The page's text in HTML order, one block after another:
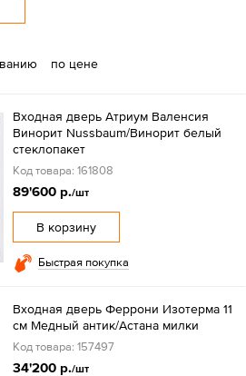
по цене
Входная дверь Атриум Валенсия
Винорит Nussbaum/Винорит белый
стеклопакет
Код товара: 161808
89'600 р./шт
В корзину
Быстрая покупка
Входная дверь Феррони Изотерма 11
см Медный антик/Астана милки
Код товара: 157497
34'200 р./шт